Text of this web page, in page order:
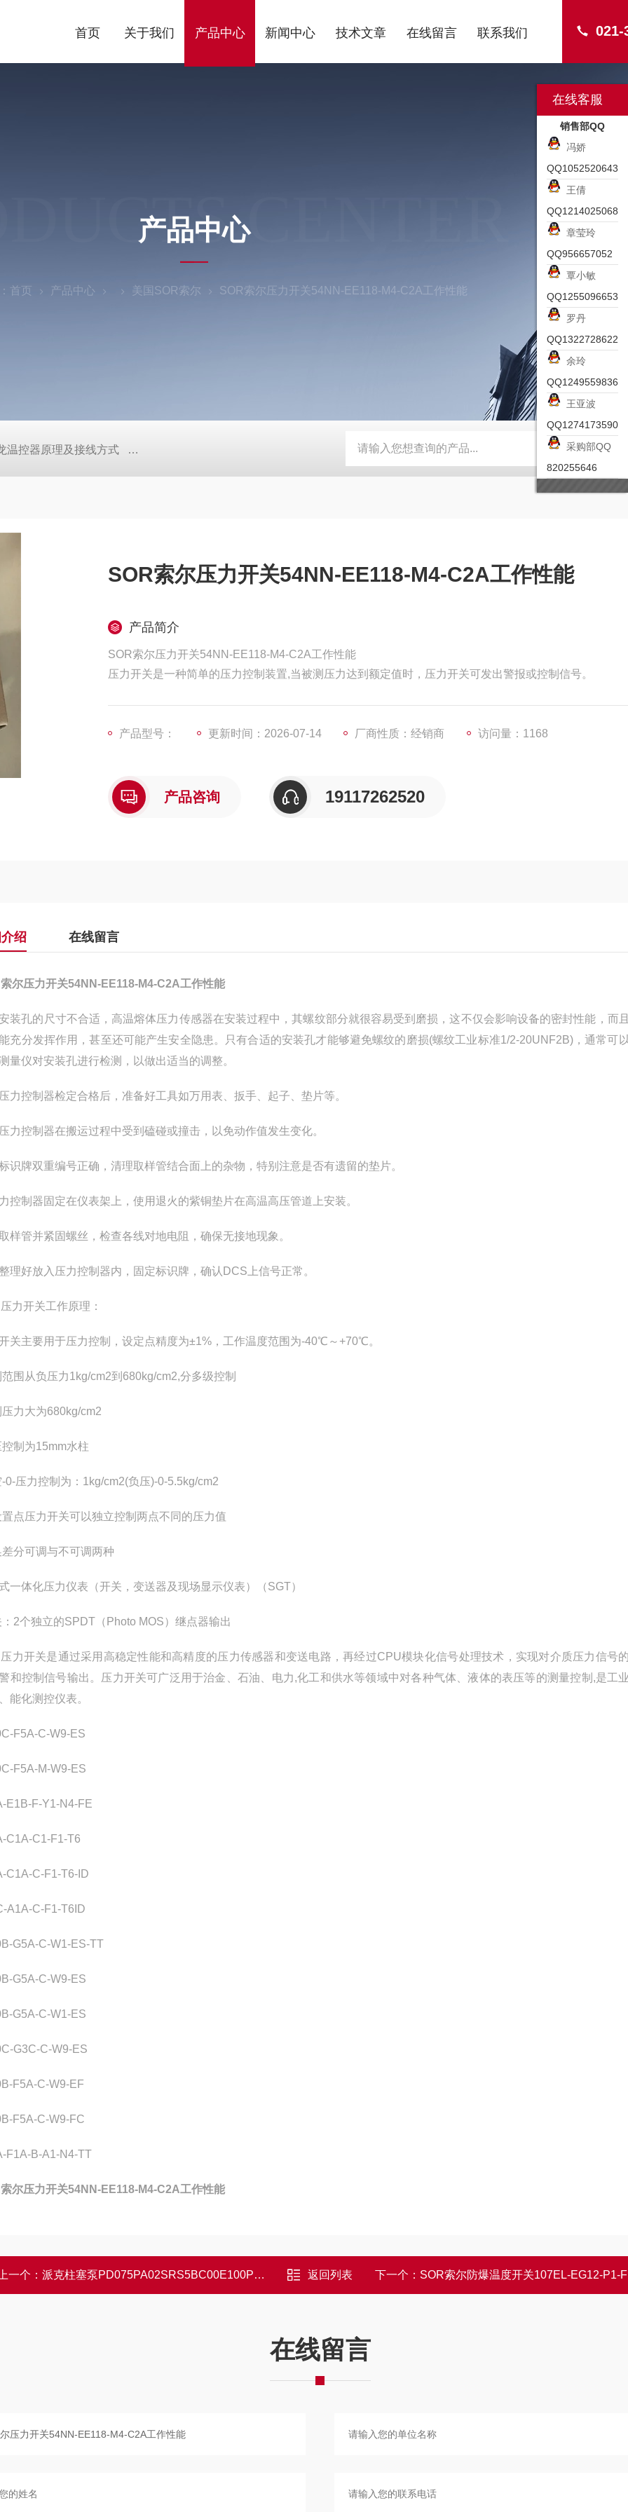
021-
首页 关于我们 产品中心 新闻中心 技术文章 在线留言 联系我们
CENTER
产品中心
首页 产品中心 美国SOR索尔 SOR索尔压力开关54NN-EE118-M4-C2A工作性能
温控器原理及接线方式 日本SMC真空压力开关的中文资料ZK2-ZSEA-A *皮尔兹PILZ安全激光扫描仪 RZMO-TER-
SOR索尔压力开关54NN-EE118-M4-C2A工作性能
产品简介
SOR索尔压力开关54NN-EE118-M4-C2A工作性能
压力开关是一种简单的压力控制装置,当被测压力达到额定值时，压力开关可发出警报或控制信号。
产品型号： 更新时间：2026-07-14 厂商性质：经销商 访问量：1168
产品咨询 19117262520
绍 在线留言
尔压力开关54NN-EE118-M4-C2A工作性能
装孔的尺寸不合适，高温熔体压力传感器在安装过程中，其螺纹部分就很容易受到磨损，这不仅会影响设备的密封性能，而
充分发挥作用，甚至还可能产生安全隐患。只有合适的安装孔才能够避免螺纹的磨损(螺纹工业标准1/2-20UNF2B)，通常可
量仪对安装孔进行检测，以做出适当的调整。
力控制器检定合格后，准备好工具如万用表、扳手、起子、垫片等。
力控制器在搬运过程中受到磕碰或撞击，以免动作值发生变化。
识牌双重编号正确，清理取样管结合面上的杂物，特别注意是否有遗留的垫片。
控制器固定在仪表架上，使用退火的紫铜垫片在高温高压管道上安装。
样管并紧固螺丝，检查各线对地电阻，确保无接地现象。
理好放入压力控制器内，固定标识牌，确认DCS上信号正常。
力开关工作原理‌：
关主要用于压力控制，设定点精度为±1%，工作温度范围为-40℃～+70℃。
范围从负压力1kg/cm2到680kg/cm2,分多级控制
压力大为680kg/cm2
控制为15mm水柱
-0-压力控制为：1kg/cm2(负压)-0-5.5kg/cm2
置点压力开关可以独立控制两点不同的压力值
差分可调与不可调两种
一体化压力仪表（开关，变送器及现场显示仪表）（SGT）
：2个独立的SPDT（Photo MOS）继点器输出
力开关是通过采用高稳定性能和高精度的压力传感器和变送电路，再经过CPU模块化信号处理技术，实现对介质压力信号
和控制信号输出。压力开关可广泛用于治金、石油、电力,化工和供水等领域中对各种气体、液体的表压等的测量控制,是工
能化测控仪表。
F5A-C-W9-ES
F5A-M-W9-ES
E1B-F-Y1-N4-FE
C1A-C1-F1-T6
C1A-C-F1-T6-ID
A1A-C-F1-T6ID
G5A-C-W1-ES-TT
G5A-C-W9-ES
G5A-C-W1-ES
G3C-C-W9-ES
F5A-C-W9-EF
F5A-C-W9-FC
F1A-B-A1-N4-TT
尔压力开关54NN-EE118-M4-C2A工作性能
一个： 派克柱塞泵PD075PA02SRS5BC00E100PBM2特点 返回列表 下一个： SOR索尔防爆温度开关107EL-EG12-P1-F1A功能
在线留言
在线客服
销售部QQ
冯娇
QQ1052520643
王倩
QQ1214025068
章莹玲
QQ956657052
覃小敏
QQ1255096653
罗丹
QQ1322728622
余玲
QQ1249559836
王亚波
QQ1274173590
采购部QQ
820255646